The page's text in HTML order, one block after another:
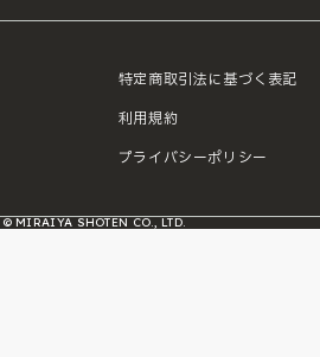
特定商取引法に基づく表記
利用規約
プライバシーポリシー
© MIRAIYA SHOTEN CO., LTD.